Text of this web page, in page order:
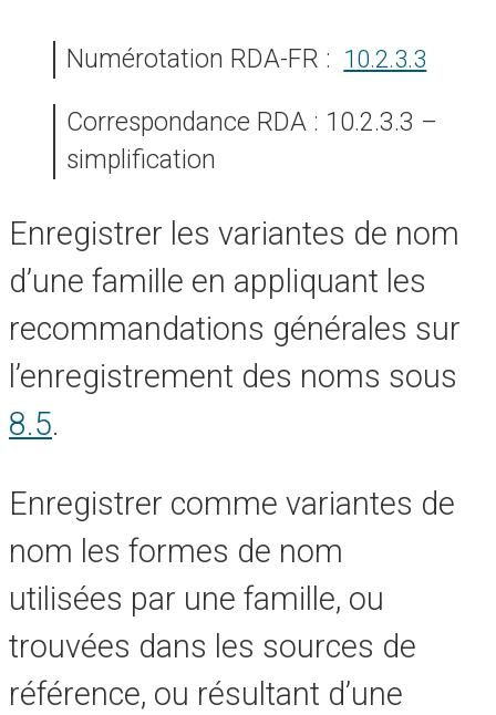
Numérotation RDA-FR : 10.2.3.3
Correspondance RDA : 10.2.3.3 –
simplification
Enregistrer les variantes de nom
d’une famille en appliquant les
recommandations générales sur
l’enregistrement des noms sous
8.5.
Enregistrer comme variantes de
nom les formes de nom
utilisées par une famille, ou
trouvées dans les sources de
référence, ou résultant d’une